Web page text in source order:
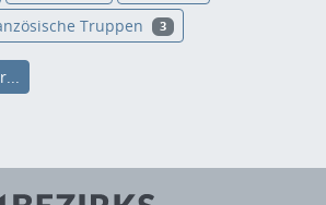
Truppen 3